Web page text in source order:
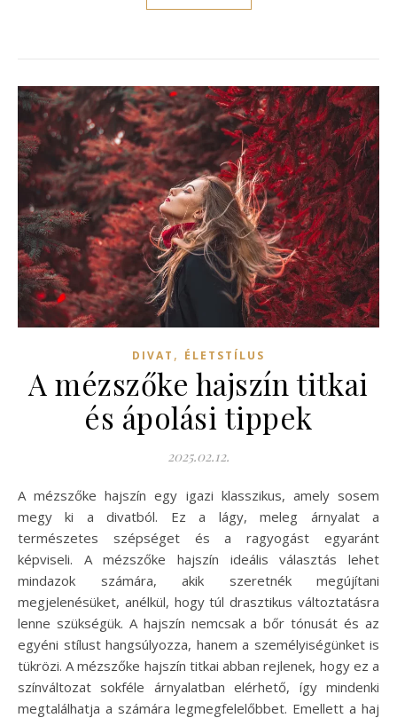
DIVAT , ÉLETSTÍLUS
A mézszőke hajszín titkai
és ápolási tippek
2025.02.12.
A mézszőke hajszín egy igazi klasszikus, amely sosem
megy ki a divatból. Ez a lágy, meleg árnyalat a
természetes szépséget és a ragyogást egyaránt
képviseli. A mézszőke hajszín ideális választás lehet
mindazok számára, akik szeretnék megújítani
megjelenésüket, anélkül, hogy túl drasztikus változtatásra
lenne szükségük. A hajszín nemcsak a bőr tónusát és az
egyéni stílust hangsúlyozza, hanem a személyiségünket is
tükrözi. A mézszőke hajszín titkai abban rejlenek, hogy ez a
színváltozat sokféle árnyalatban elérhető, így mindenki
megtalálhatja a számára legmegfelelőbbet. Emellett a haj